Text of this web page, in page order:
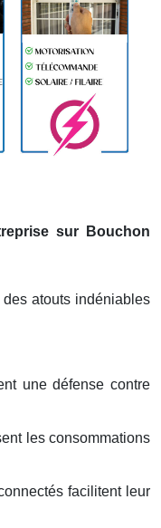
sur Bouchon
des atouts indéniables
une défense contre
les consommations
facilitent leur